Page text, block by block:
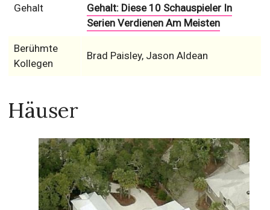
Gehalt
Gehalt: Diese 10 Schauspieler In
Serien Verdienen Am Meisten
Berühmte
Kollegen
Brad Paisley, Jason Aldean
Häuser